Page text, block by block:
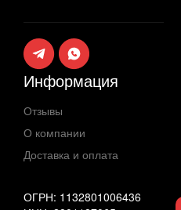
ОГРН: 1132801006436
Информация
Отзывы
О компании
Доставка и оплата